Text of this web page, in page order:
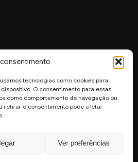
tecnologias como cookies para
O consentimento para essas
como comportamento de navegação ou
retirar o consentimento pode afetar
Ver preferências